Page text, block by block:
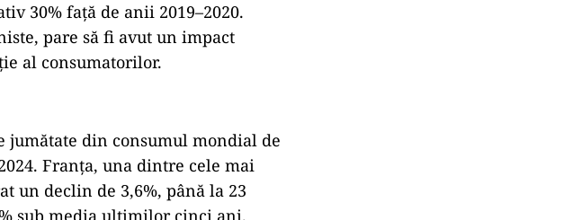
30% față de anii 2019–2020.
pare să fi avut un impact
al consumatorilor.
jumătate din consumul mondial de
Franța, una dintre cele mai
un declin de 3,6%, până la 23
sub media ultimilor cinci ani.